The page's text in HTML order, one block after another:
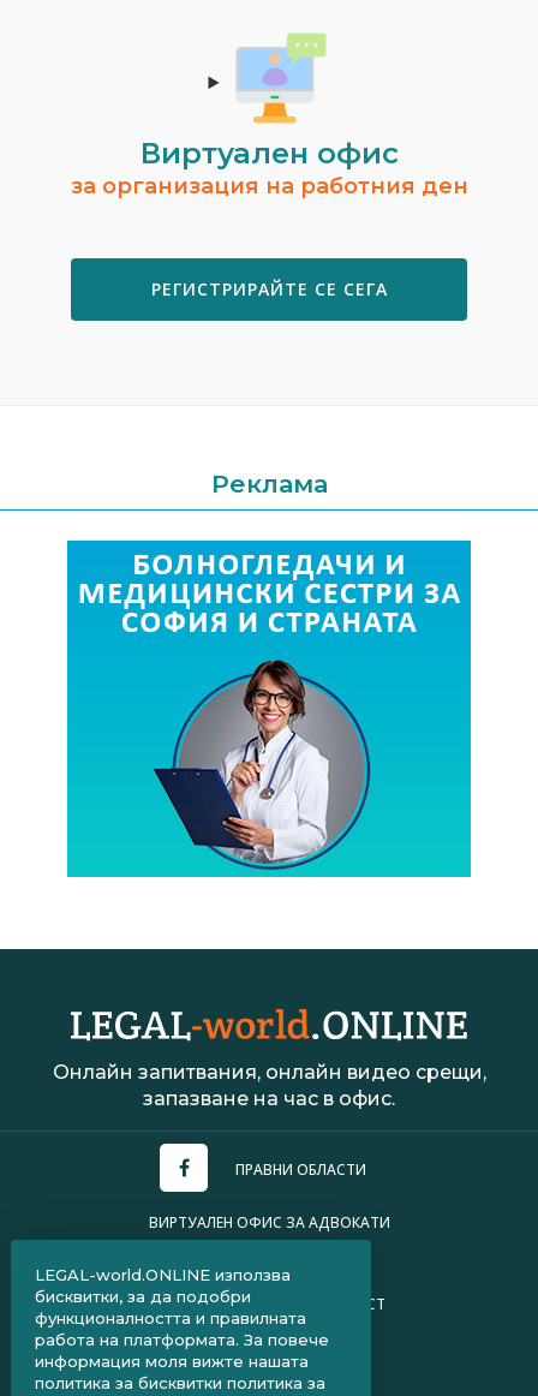
Виртуален офис
за организация на работния ден
РЕГИСТРИРАЙТЕ СЕ СЕГА
Реклама
Онлайн запитвания, онлайн видео срещи,
запазване на час в офис.
ПРАВНИ ОБЛАСТИ
ВИРТУАЛЕН ОФИС ЗА АДВОКАТИ
ПОЛИТИКА ЗА ПОВЕРИТЕЛНОСТ
ЧЗВ ЗА КЛИЕНТИ
ЧЗВ ЗА АДВОКАТИ
LEGAL-world.ONLINE използва
бисквитки, за да подобри
функционалността и правилната
работа на платформата. За повече
информация моля вижте нашата
политика за бисквитки политика за